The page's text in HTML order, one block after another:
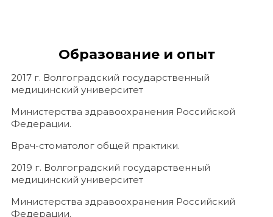
Образование и опыт
2017 г. Волгоградский государственный
медицинский университет
Министерства здравоохранения Российской
Федерации.
Врач-стоматолог общей практики.
2019 г. Волгоградский государственный
медицинский университет
Министерства здравоохранения Российский
Федерации.